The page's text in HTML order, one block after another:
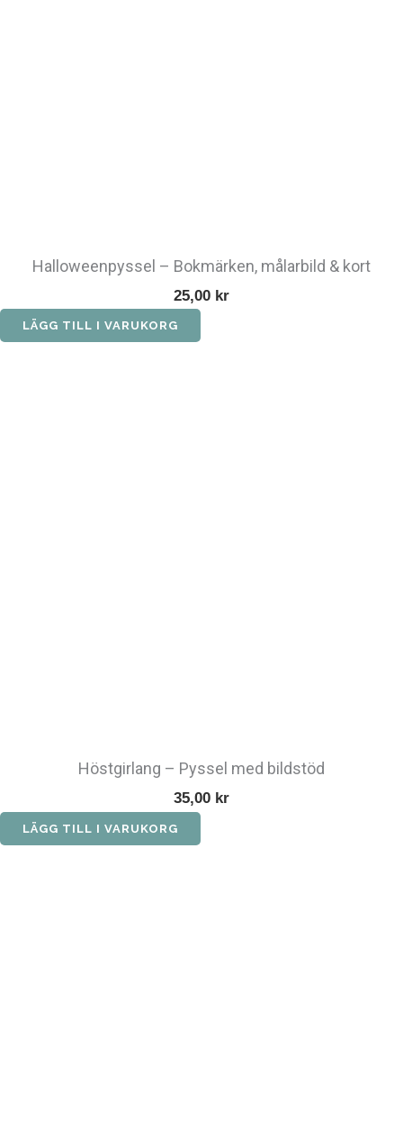
Halloweenpyssel – Bokmärken, målarbild & kort
25,00 kr
LÄGG TILL I VARUKORG
Höstgirlang – Pyssel med bildstöd
35,00 kr
LÄGG TILL I VARUKORG